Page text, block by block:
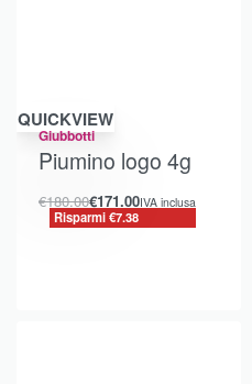
Risparmi €7.38
QUICKVIEW
Giubbotti
Piumino logo 4g
€180.00€171.00IVA inclusa
Risparmi €7.38